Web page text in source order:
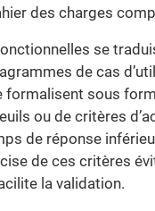
des charges
se
de cas
formalisent sous
ou de critères
de réponse
de ces critères
la validation.